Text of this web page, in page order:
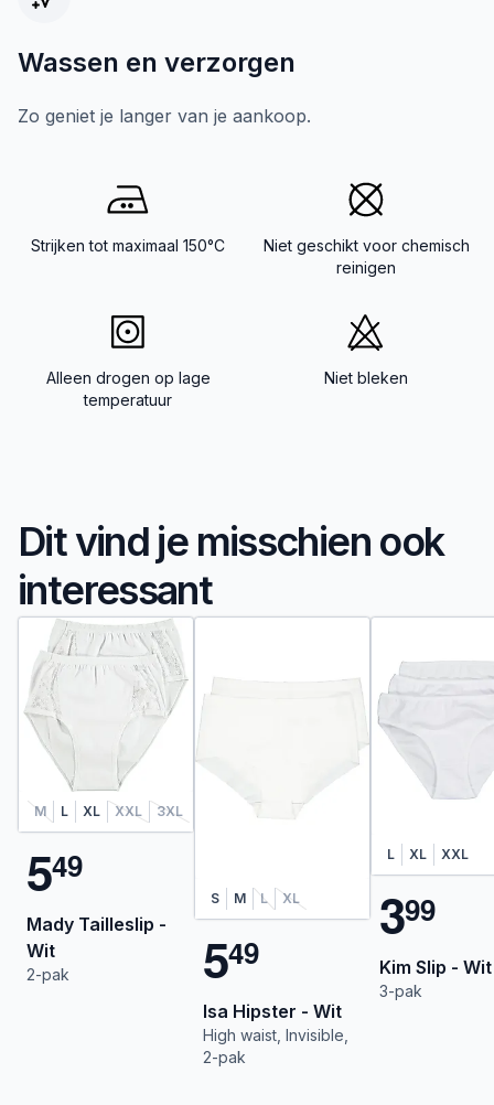
Wassen en verzorgen
Zo geniet je langer van je aankoop.
Strijken tot maximaal 150°C
Niet geschikt voor chemisch
reinigen
Alleen drogen op lage
temperatuur
Niet bleken
Dit vind je misschien ook
interessant
M L XL XXL 3XL
549
Mady Tailleslip -
Wit
2-pak
S M L XL
549
Isa Hipster - Wit
High waist, Invisible,
2-pak
L XL XXL
399
Kim Slip - Wit
3-pak